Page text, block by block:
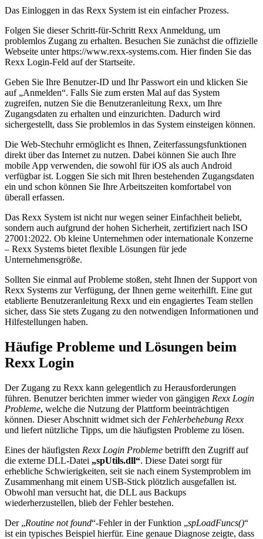
Das Einloggen in das Rexx System ist ein einfacher Prozess.
Folgen Sie dieser Schritt-für-Schritt Rexx Anmeldung, um
problemlos Zugang zu erhalten. Besuchen Sie zunächst die offizielle
Webseite unter https://www.rexx-systems.com. Hier finden Sie das
Rexx Login-Feld auf der Startseite.
Geben Sie Ihre Benutzer-ID und Ihr Passwort ein und klicken Sie
auf „Anmelden“. Falls Sie zum ersten Mal auf das System
zugreifen, nutzen Sie die Benutzeranleitung Rexx, um Ihre
Zugangsdaten zu erhalten und einzurichten. Dadurch wird
sichergestellt, dass Sie problemlos in das System einsteigen können.
Die Web-Stechuhr ermöglicht es Ihnen, Zeiterfassungsfunktionen
direkt über das Internet zu nutzen. Dabei können Sie auch Ihre
mobile App verwenden, die sowohl für iOS als auch Android
verfügbar ist. Loggen Sie sich mit Ihren bestehenden Zugangsdaten
ein und schon können Sie Ihre Arbeitszeiten komfortabel von
überall erfassen.
Das Rexx System ist nicht nur wegen seiner Einfachheit beliebt,
sondern auch aufgrund der hohen Sicherheit, zertifiziert nach ISO
27001:2022. Ob kleine Unternehmen oder internationale Konzerne
– Rexx Systems bietet flexible Lösungen für jede
Unternehmensgröße.
Sollten Sie einmal auf Probleme stoßen, steht Ihnen der Support von
Rexx Systems zur Verfügung, der Ihnen gerne weiterhilft. Eine gut
etablierte Benutzeranleitung Rexx und ein engagiertes Team stellen
sicher, dass Sie stets Zugang zu den notwendigen Informationen und
Hilfestellungen haben.
Häufige Probleme und Lösungen beim
Rexx Login
Der Zugang zu Rexx kann gelegentlich zu Herausforderungen
führen. Benutzer berichten immer wieder von gängigen Rexx Login
Probleme, welche die Nutzung der Plattform beeinträchtigen
können. Dieser Abschnitt widmet sich der Fehlerbehebung Rexx
und liefert nützliche Tipps, um die häufigsten Probleme zu lösen.
Eines der häufigsten Rexx Login Probleme betrifft den Zugriff auf
die externe DLL-Datei „spUtils.dll“. Diese Datei sorgt für
erhebliche Schwierigkeiten, seit sie nach einem Systemproblem im
Zusammenhang mit einem USB-Stick plötzlich ausgefallen ist.
Obwohl man versucht hat, die DLL aus Backups
wiederherzustellen, blieb der Fehler bestehen.
Der „Routine not found“-Fehler in der Funktion „spLoadFuncs()“
ist ein typisches Beispiel hierfür. Eine genaue Diagnose zeigte, dass